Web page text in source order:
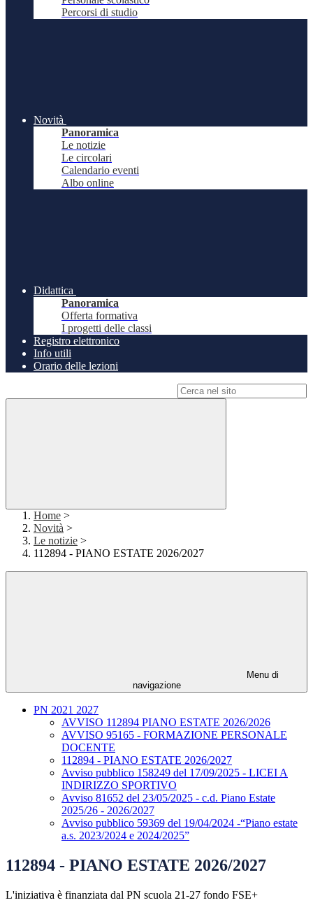
Percorsi di studio
Novità
Panoramica
Le notizie
Le circolari
Calendario eventi
Albo online
Didattica
Panoramica
Offerta formativa
I progetti delle classi
Registro elettronico
Info utili
Orario delle lezioni
Home >
Novità >
Le notizie >
112894 - PIANO ESTATE 2026/2027
Menu di
navigazione
PN 2021 2027
AVVISO 112894 PIANO ESTATE 2026/2026
AVVISO 95165 - FORMAZIONE PERSONALE
DOCENTE
112894 - PIANO ESTATE 2026/2027
Avviso pubblico 158249 del 17/09/2025 - LICEI A
INDIRIZZO SPORTIVO
Avviso 81652 del 23/05/2025 - c.d. Piano Estate
2025/26 - 2026/2027
Avviso pubblico 59369 del 19/04/2024 -“Piano estate
a.s. 2023/2024 e 2024/2025”
112894 - PIANO ESTATE 2026/2027
L'iniziativa è finanziata dal PN scuola 21-27 fondo FSE+